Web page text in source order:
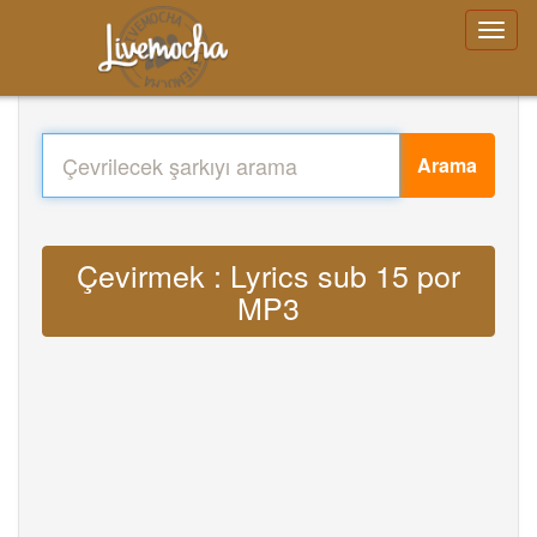
Arama
Çevirmek : Lyrics sub 15 por
MP3